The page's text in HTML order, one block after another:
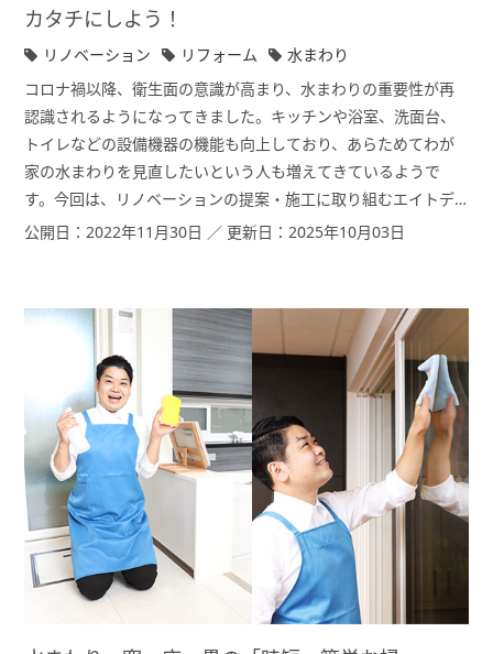
カタチにしよう！
リノベーション リフォーム
水まわり
コロナ禍以降、衛生面の意識が高まり、水まわりの重要性が再
認識されるようになってきました。キッチンや浴室、洗面台、
トイレなどの設備機器の機能も向上しており、あらためてわが
家の水まわりを見直したいという人も増えてきているようで
す。今回は、リノベーションの提案・施工に取り組むエイトデ
ザインのアドバイザー［営業］・松村 亮平（まつむら りょうへ
わりをより快適にリフォーム、リノベーションするポイントに
ついてお話をうかがいました。
公開日：2022年11月30日 ／ 更新日：2025年10月03日